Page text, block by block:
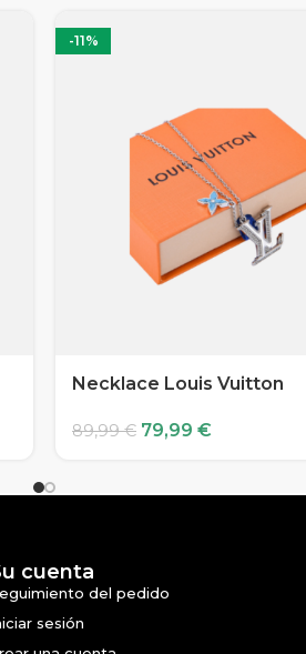
-11%
Necklace Louis Vuitton
89,99€ 79,99 €
cuenta
del pedido
sesión